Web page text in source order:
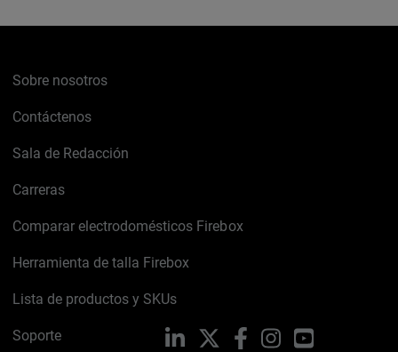
Sobre nosotros
Contáctenos
Sala de Redacción
Carreras
Comparar electrodomésticos Firebox
Herramienta de talla Firebox
Lista de productos y SKUs
Soporte LinkedIn FacebookInstagramYouTube